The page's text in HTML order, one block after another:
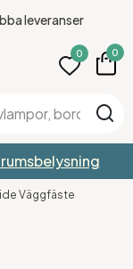
leveranser
0 0
Väggfäste